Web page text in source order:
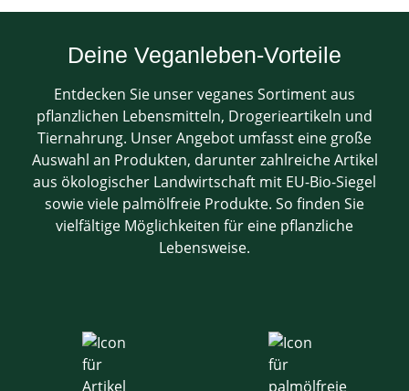
Deine Veganleben-Vorteile
Entdecken Sie unser veganes Sortiment aus
pflanzlichen Lebensmitteln, Drogerieartikeln und
Tiernahrung. Unser Angebot umfasst eine große
Auswahl an Produkten, darunter zahlreiche Artikel
aus ökologischer Landwirtschaft mit EU-Bio-Siegel
sowie viele palmölfreie Produkte. So finden Sie
vielfältige Möglichkeiten für eine pflanzliche
Lebensweise.